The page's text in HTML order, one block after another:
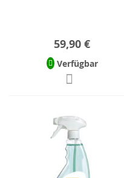
59,90 €
Verfügbar